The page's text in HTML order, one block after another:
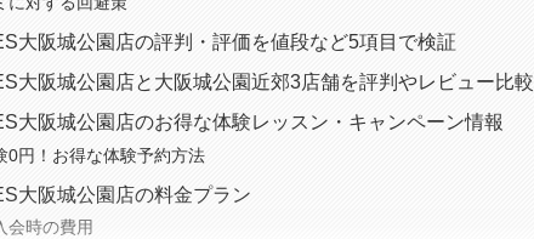
大阪城公園店の評判・評価を値段など5項目で検証
大阪城公園店と大阪城公園近郊3店舗を評判やレビュー比較
大阪城公園店のお得な体験レッスン・キャンペーン情報
0円！お得な体験予約方法
大阪城公園店の料金プラン
会時の費用